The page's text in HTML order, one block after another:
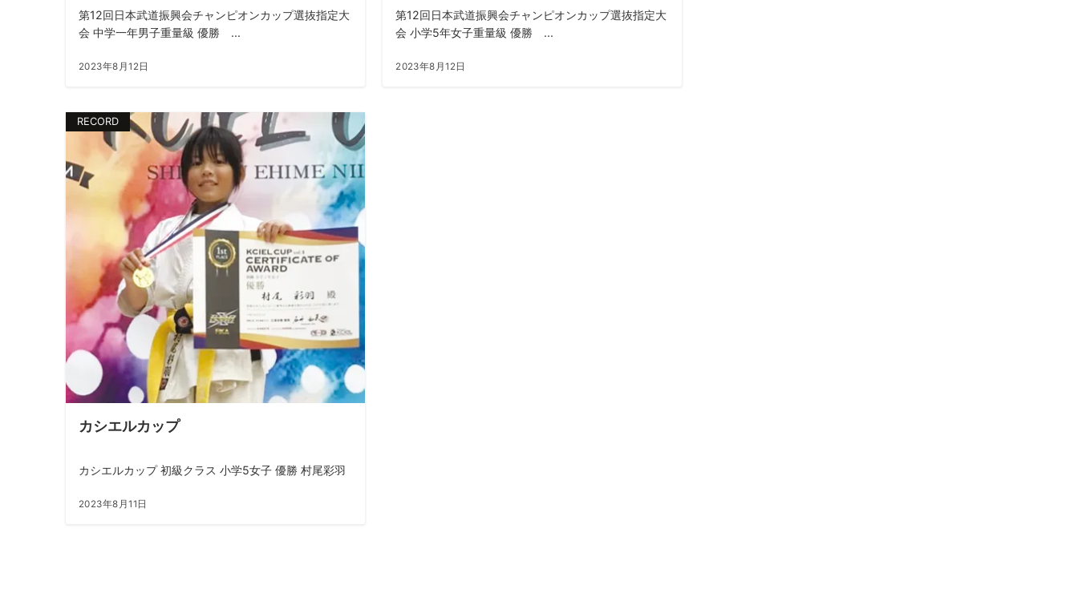
第12回日本武道振興会チャンピオンカップ選抜指定大
会 中学一年男子重量級 優勝 ...
2023年8月12日
第12回日本武道振興会チャンピオンカップ選抜指定大
会 小学5年女子重量級 優勝 ...
2023年8月12日
RECORD
カシエルカップ
カシエルカップ 初級クラス 小学5女子 優勝 村尾彩羽
2023年8月11日